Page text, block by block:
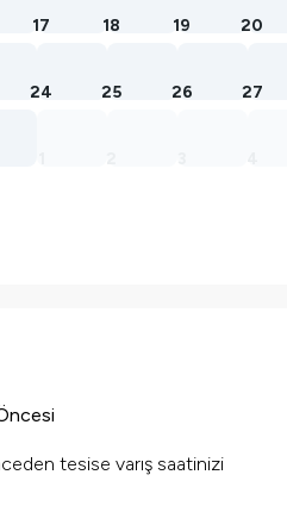
17 18 19 20
24 25 26 27
tesise varış saatinizi